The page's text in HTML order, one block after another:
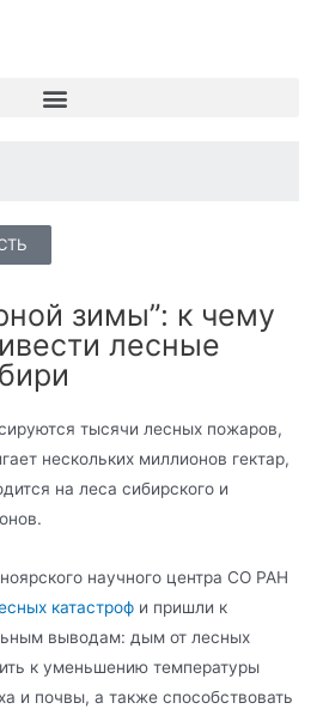
зимы”: к чему
лесные
тысячи лесных пожаров,
нескольких миллионов гектар,
на леса сибирского и
научного центра СО РАН
катастроф и пришли к
выводам: дым от лесных
к уменьшению температуры
и почвы, а также способствовать